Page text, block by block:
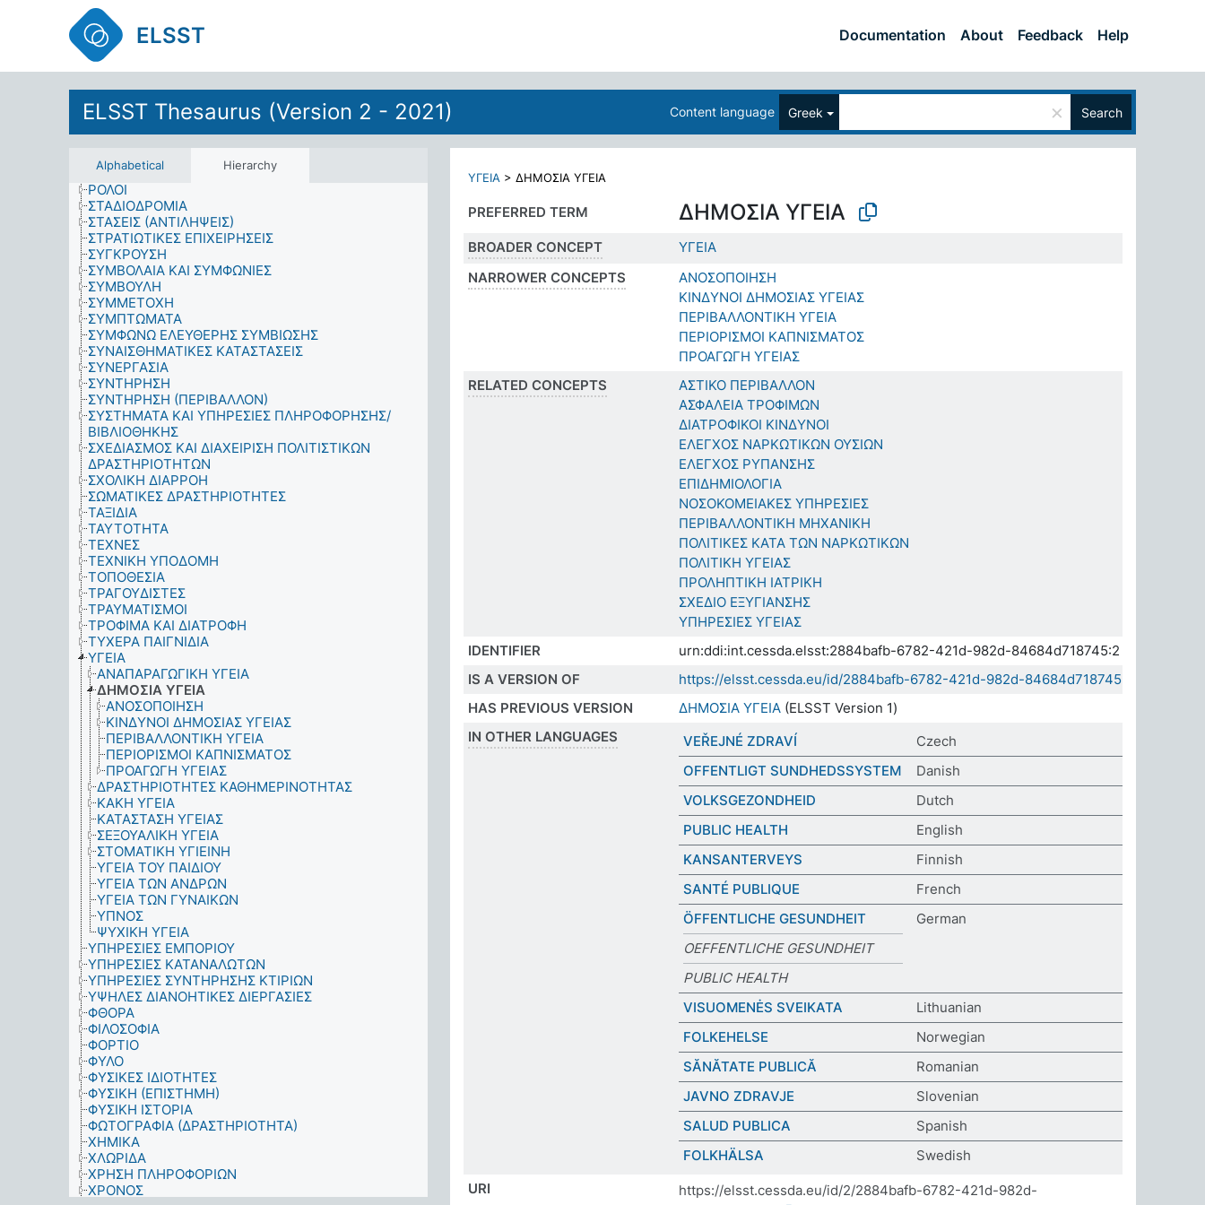
ELSST Documentation About Feedback Help
ELSST Thesaurus (Version 2 - 2021) Content language Greek × Search
Alphabetical Hierarchy
ΠΟΛΙΤΙΣΜΙΚΕΣ ΣΥΝΘΗΚΕΣ
ΠΟΛΙΤΙΣΜΟΣ
ΠΟΛΙΤΙΣΤΙΚΗ ΚΛΗΡΟΝΟΜΙΑ
ΠΟΡΟΙ
ΠΡΟΪΟΝΤΑ
ΠΡΟΣΔΟΚΙΑ
ΠΡΟΣΘΕΤΕΣ ΠΑΡΟΧΕΣ
ΠΡΟΣΟΝΤΑ
ΠΡΟΫΠΟΛΟΓΙΣΜΟΙ
ΠΤΥΧΙΟΥΧΟΙ
ΡΟΛΟΙ
ΣΤΑΔΙΟΔΡΟΜΙΑ
ΣΤΑΣΕΙΣ (ΑΝΤΙΛΗΨΕΙΣ)
ΣΤΡΑΤΙΩΤΙΚΕΣ ΕΠΙΧΕΙΡΗΣΕΙΣ
ΣΥΓΚΡΟΥΣΗ
ΣΥΜΒΟΛΑΙΑ ΚΑΙ ΣΥΜΦΩΝΙΕΣ
ΣΥΜΒΟΥΛΗ
ΣΥΜΜΕΤΟΧΗ
ΣΥΜΠΤΩΜΑΤΑ
ΣΥΜΦΩΝΩ ΕΛΕΥΘΕΡΗΣ ΣΥΜΒΙΩΣΗΣ
ΣΥΝΑΙΣΘΗΜΑΤΙΚΕΣ ΚΑΤΑΣΤΑΣΕΙΣ
ΣΥΝΕΡΓΑΣΙΑ
ΣΥΝΤΗΡΗΣΗ
ΣΥΝΤΗΡΗΣΗ (ΠΕΡΙΒΑΛΛΟΝ)
ΣΥΣΤΗΜΑΤΑ ΚΑΙ ΥΠΗΡΕΣΙΕΣ ΠΛΗΡΟΦΟΡΗΣΗΣ/
ΒΙΒΛΙΟΘΗΚΗΣ
ΣΧΕΔΙΑΣΜΟΣ ΚΑΙ ΔΙΑΧΕΙΡΙΣΗ ΠΟΛΙΤΙΣΤΙΚΩΝ
ΔΡΑΣΤΗΡΙΟΤΗΤΩΝ
ΣΧΟΛΙΚΗ ΔΙΑΡΡΟΗ
ΣΩΜΑΤΙΚΕΣ ΔΡΑΣΤΗΡΙΟΤΗΤΕΣ
ΤΑΞΙΔΙΑ
ΤΑΥΤΟΤΗΤΑ
ΤΕΧΝΕΣ
ΤΕΧΝΙΚΗ ΥΠΟΔΟΜΗ
ΤΟΠΟΘΕΣΙΑ
ΤΡΑΓΟΥΔΙΣΤΕΣ
ΤΡΑΥΜΑΤΙΣΜΟΙ
ΤΡΟΦΙΜΑ ΚΑΙ ΔΙΑΤΡΟΦΗ
ΤΥΧΕΡΑ ΠΑΙΓΝΙΔΙΑ
ΥΓΕΙΑ
ΑΝΑΠΑΡΑΓΩΓΙΚΗ ΥΓΕΙΑ
ΔΗΜΟΣΙΑ ΥΓΕΙΑ
ΑΝΟΣΟΠΟΙΗΣΗ
ΚΙΝΔΥΝΟΙ ΔΗΜΟΣΙΑΣ ΥΓΕΙΑΣ
ΠΕΡΙΒΑΛΛΟΝΤΙΚΗ ΥΓΕΙΑ
ΠΕΡΙΟΡΙΣΜΟΙ ΚΑΠΝΙΣΜΑΤΟΣ
ΠΡΟΑΓΩΓΗ ΥΓΕΙΑΣ
ΔΡΑΣΤΗΡΙΟΤΗΤΕΣ ΚΑΘΗΜΕΡΙΝΟΤΗΤΑΣ
ΚΑΚΗ ΥΓΕΙΑ
ΚΑΤΑΣΤΑΣΗ ΥΓΕΙΑΣ
ΣΕΞΟΥΑΛΙΚΗ ΥΓΕΙΑ
ΣΤΟΜΑΤΙΚΗ ΥΓΙΕΙΝΗ
ΥΓΕΙΑ ΤΟΥ ΠΑΙΔΙΟΥ
ΥΓΕΙΑ ΤΩΝ ΑΝΔΡΩΝ
ΥΓΕΙΑ ΤΩΝ ΓΥΝΑΙΚΩΝ
ΥΠΝΟΣ
ΨΥΧΙΚΗ ΥΓΕΙΑ
ΥΠΗΡΕΣΙΕΣ ΕΜΠΟΡΙΟΥ
ΥΠΗΡΕΣΙΕΣ ΚΑΤΑΝΑΛΩΤΩΝ
ΥΠΗΡΕΣΙΕΣ ΣΥΝΤΗΡΗΣΗΣ ΚΤΙΡΙΩΝ
ΥΨΗΛΕΣ ΔΙΑΝΟΗΤΙΚΕΣ ΔΙΕΡΓΑΣΙΕΣ
ΦΘΟΡΑ
ΦΙΛΟΣΟΦΙΑ
ΦΟΡΤΙΟ
ΦΥΛΟ
ΦΥΣΙΚΕΣ ΙΔΙΟΤΗΤΕΣ
ΦΥΣΙΚΗ (ΕΠΙΣΤΗΜΗ)
ΦΥΣΙΚΗ ΙΣΤΟΡΙΑ
ΦΩΤΟΓΡΑΦΙΑ (ΔΡΑΣΤΗΡΙΟΤΗΤΑ)
ΧΗΜΙΚΑ
ΧΛΩΡΙΔΑ
ΧΡΗΣΗ ΠΛΗΡΟΦΟΡΙΩΝ
ΧΡΟΝΟΣ
ΥΓΕΙΑ > ΔΗΜΟΣΙΑ ΥΓΕΙΑ
PREFERRED TERM ΔΗΜΟΣΙΑ ΥΓΕΙΑ
BROADER CONCEPT
ΥΓΕΙΑ
NARROWER CONCEPTS
ΑΝΟΣΟΠΟΙΗΣΗ
ΚΙΝΔΥΝΟΙ ΔΗΜΟΣΙΑΣ ΥΓΕΙΑΣ
ΠΕΡΙΒΑΛΛΟΝΤΙΚΗ ΥΓΕΙΑ
ΠΕΡΙΟΡΙΣΜΟΙ ΚΑΠΝΙΣΜΑΤΟΣ
ΠΡΟΑΓΩΓΗ ΥΓΕΙΑΣ
RELATED CONCEPTS
ΑΣΤΙΚΟ ΠΕΡΙΒΑΛΛΟΝ
ΑΣΦΑΛΕΙΑ ΤΡΟΦΙΜΩΝ
ΔΙΑΤΡΟΦΙΚΟΙ ΚΙΝΔΥΝΟΙ
ΕΛΕΓΧΟΣ ΝΑΡΚΩΤΙΚΩΝ ΟΥΣΙΩΝ
ΕΛΕΓΧΟΣ ΡΥΠΑΝΣΗΣ
ΕΠΙΔΗΜΙΟΛΟΓΙΑ
ΝΟΣΟΚΟΜΕΙΑΚΕΣ ΥΠΗΡΕΣΙΕΣ
ΠΕΡΙΒΑΛΛΟΝΤΙΚΗ ΜΗΧΑΝΙΚΗ
ΠΟΛΙΤΙΚΕΣ ΚΑΤΑ ΤΩΝ ΝΑΡΚΩΤΙΚΩΝ
ΠΟΛΙΤΙΚΗ ΥΓΕΙΑΣ
ΠΡΟΛΗΠΤΙΚΗ ΙΑΤΡΙΚΗ
ΣΧΕΔΙΟ ΕΞΥΓΙΑΝΣΗΣ
ΥΠΗΡΕΣΙΕΣ ΥΓΕΙΑΣ
IDENTIFIER
urn:ddi:int.cessda.elsst:2884bafb-6782-421d-982d-84684d718745:2
IS A VERSION OF
https://elsst.cessda.eu/id/2884bafb-6782-421d-982d-84684d718745
HAS PREVIOUS VERSION
ΔΗΜΟΣΙΑ ΥΓΕΙΑ (ELSST Version 1)
IN OTHER LANGUAGES
VEŘEJNÉ ZDRAVÍ
Czech
OFFENTLIGT SUNDHEDSSYSTEM
Danish
VOLKSGEZONDHEID
Dutch
PUBLIC HEALTH
English
KANSANTERVEYS
Finnish
SANTÉ PUBLIQUE
French
ÖFFENTLICHE GESUNDHEIT
German
OEFFENTLICHE GESUNDHEIT
PUBLIC HEALTH
VISUOMENĖS SVEIKATA
Lithuanian
FOLKEHELSE
Norwegian
SĂNĂTATE PUBLICĂ
Romanian
JAVNO ZDRAVJE
Slovenian
SALUD PUBLICA
Spanish
FOLKHÄLSA
Swedish
URI
https://elsst.cessda.eu/id/2/2884bafb-6782-421d-982d-